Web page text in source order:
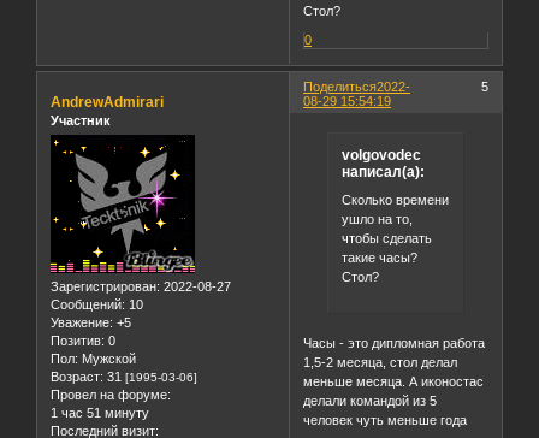
Стол?
0
Поделиться 5
2022-
08-29 15:54:19
AndrewAdmirari
Участник
Зарегистрирован: 2022-08-27
Сообщений: 10
Уважение: +5
Позитив: 0
Пол: Мужской
Возраст: 31 [1995-03-06]
Провел на форуме:
1 час 51 минуту
Последний визит:
volgovodec
написал(а):
Сколько времени
ушло на то,
чтобы сделать
такие часы?
Стол?
Часы - это дипломная работа
1,5-2 месяца, стол делал
меньше месяца. А иконостас
делали командой из 5
человек чуть меньше года